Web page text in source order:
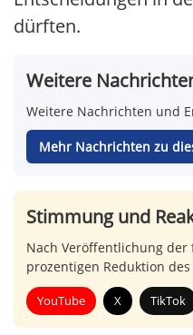
dürften.
Weitere
Weitere Nachrichten und
Mehr Nachrichten zu
Stimmung und
Nach Veröffentlichung
prozentigen Reduktion
YouTube X TikTok